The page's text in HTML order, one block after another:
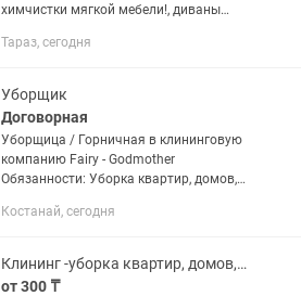
химчистки мягкой мебели!, диваны
матрасы5000-10000 тг ковров кв м
Тараз, сегодня
Уборщик
Договорная
Уборщица / Горничная в клининговую
компанию Fairy - Godmother
Обязанности: Уборка квартир, домов,
Генеральная и поддерживающая
Костанай, сегодня
Клининг -уборка квартир, домов, коттеджей,офисов, подъездов
от 300 ₸